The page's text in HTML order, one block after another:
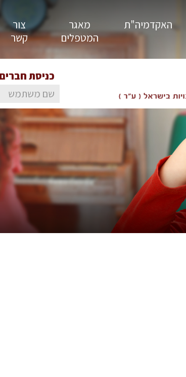
האקדמיה"ת
מאגר
המטפלים
צור
קשר
כניסת חברים